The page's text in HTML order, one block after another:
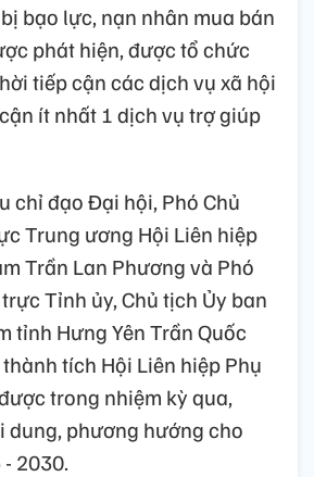
bạo lực, nạn nhân mua bán
phát hiện, được tổ chức
tiếp cận các dịch vụ xã hội
ít nhất 1 dịch vụ trợ giúp
chỉ đạo Đại hội, Phó Chủ
Trung ương Hội Liên hiệp
Trần Lan Phương và Phó
Tỉnh ủy, Chủ tịch Ủy ban
tỉnh Hưng Yên Trần Quốc
tích Hội Liên hiệp Phụ
trong nhiệm kỳ qua,
dung, phương hướng cho
2030.